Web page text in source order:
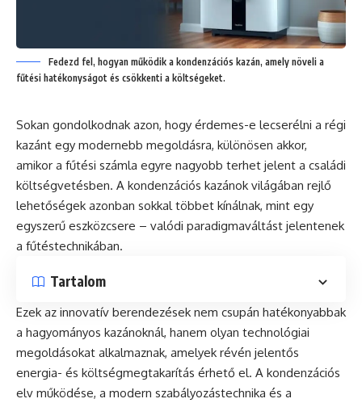
Fedezd fel, hogyan működik a kondenzációs kazán, amely növeli a
fűtési hatékonyságot és csökkenti a költségeket.
Sokan gondolkodnak azon, hogy érdemes-e lecserélni a régi
kazánt egy modernebb megoldásra, különösen akkor,
amikor a fűtési számla egyre nagyobb terhet jelent a családi
költségvetésben. A kondenzációs kazánok világában rejlő
lehetőségek azonban sokkal többet kínálnak, mint egy
egyszerű eszközcsere – valódi paradigmaváltást jelentenek
a fűtéstechnikában.
Tartalom
Ezek az innovatív berendezések nem csupán hatékonyabbak
a hagyományos kazánoknál, hanem olyan technológiai
megoldásokat alkalmaznak, amelyek révén jelentős
energia- és költségmegtakarítás érhető el. A kondenzációs
elv működése, a modern szabályozástechnika és a